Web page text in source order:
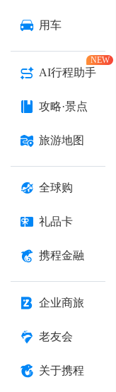
用车
AI行程助手
NEW
攻略·景点
旅游地图
全球购
礼品卡
携程金融
企业商旅
老友会
关于携程